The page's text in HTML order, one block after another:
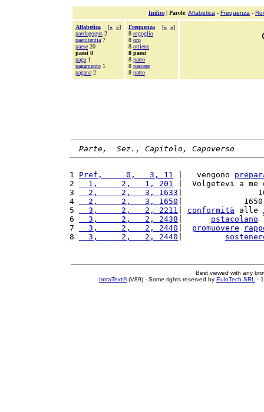
Indice| Parole: Alfabetica - Frequenza -
Alfabetica [« »]
paedagogus 2
paenitentia 7
paese 20
paesi 8
paga 1
pagamento 1
pagana 2
Frequenza [« »]
8 orgoglio
8 oro
8 ottiene
8 paesi
8 parto
8 pascere
8 patto
Parte,  Sez., Capitolo, Capoverso
1 Pref,     0,   3, 11 |   vengono
2
  1,     2,   1, 201
|  Volgetevi a me
3
  2,     2,   3, 1633
|
4
  2,     2,   3, 1650
|
5
  3,     2,   2, 2211
conformità alle
6
  3,     2,   2, 2438
ostacolano
7
  3,     2,   2, 2440
promuovere
8
  3,     2,   2, 2440
Best viewed with any
IntraText®(V89) - Some rights reserved by EuloTech SRL -